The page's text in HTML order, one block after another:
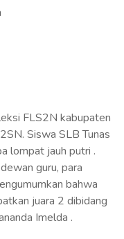
FLS2N kabupaten
Siswa SLB Tunas
lompat jauh putri .
guru, para
bahwa
juara 2 dibidang
Imelda .